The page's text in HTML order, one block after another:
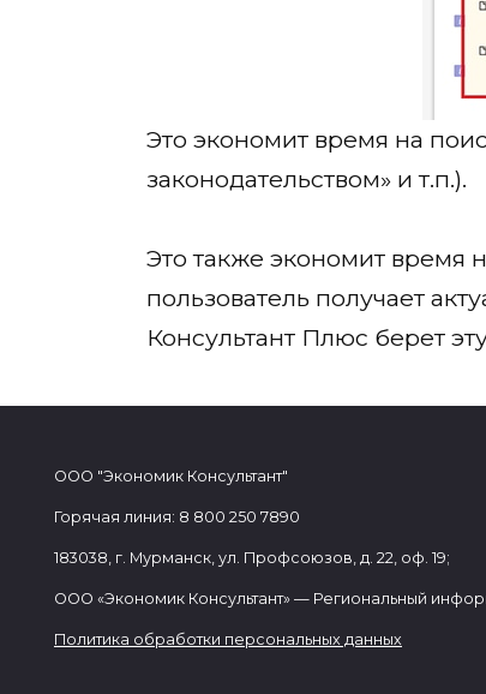
Это экономит время на
законодательством» и т.п.).
Это также экономит время
пользователь получает
Консультант Плюс берет
ООО "Экономик Консультант"
Горячая линия: 8 800 250 7890
183038, г. Мурманск, ул. Профсоюзов, д. 22, оф. 19;
ООО «Экономик Консультант» — Региональный
Политика обработки персональных данных